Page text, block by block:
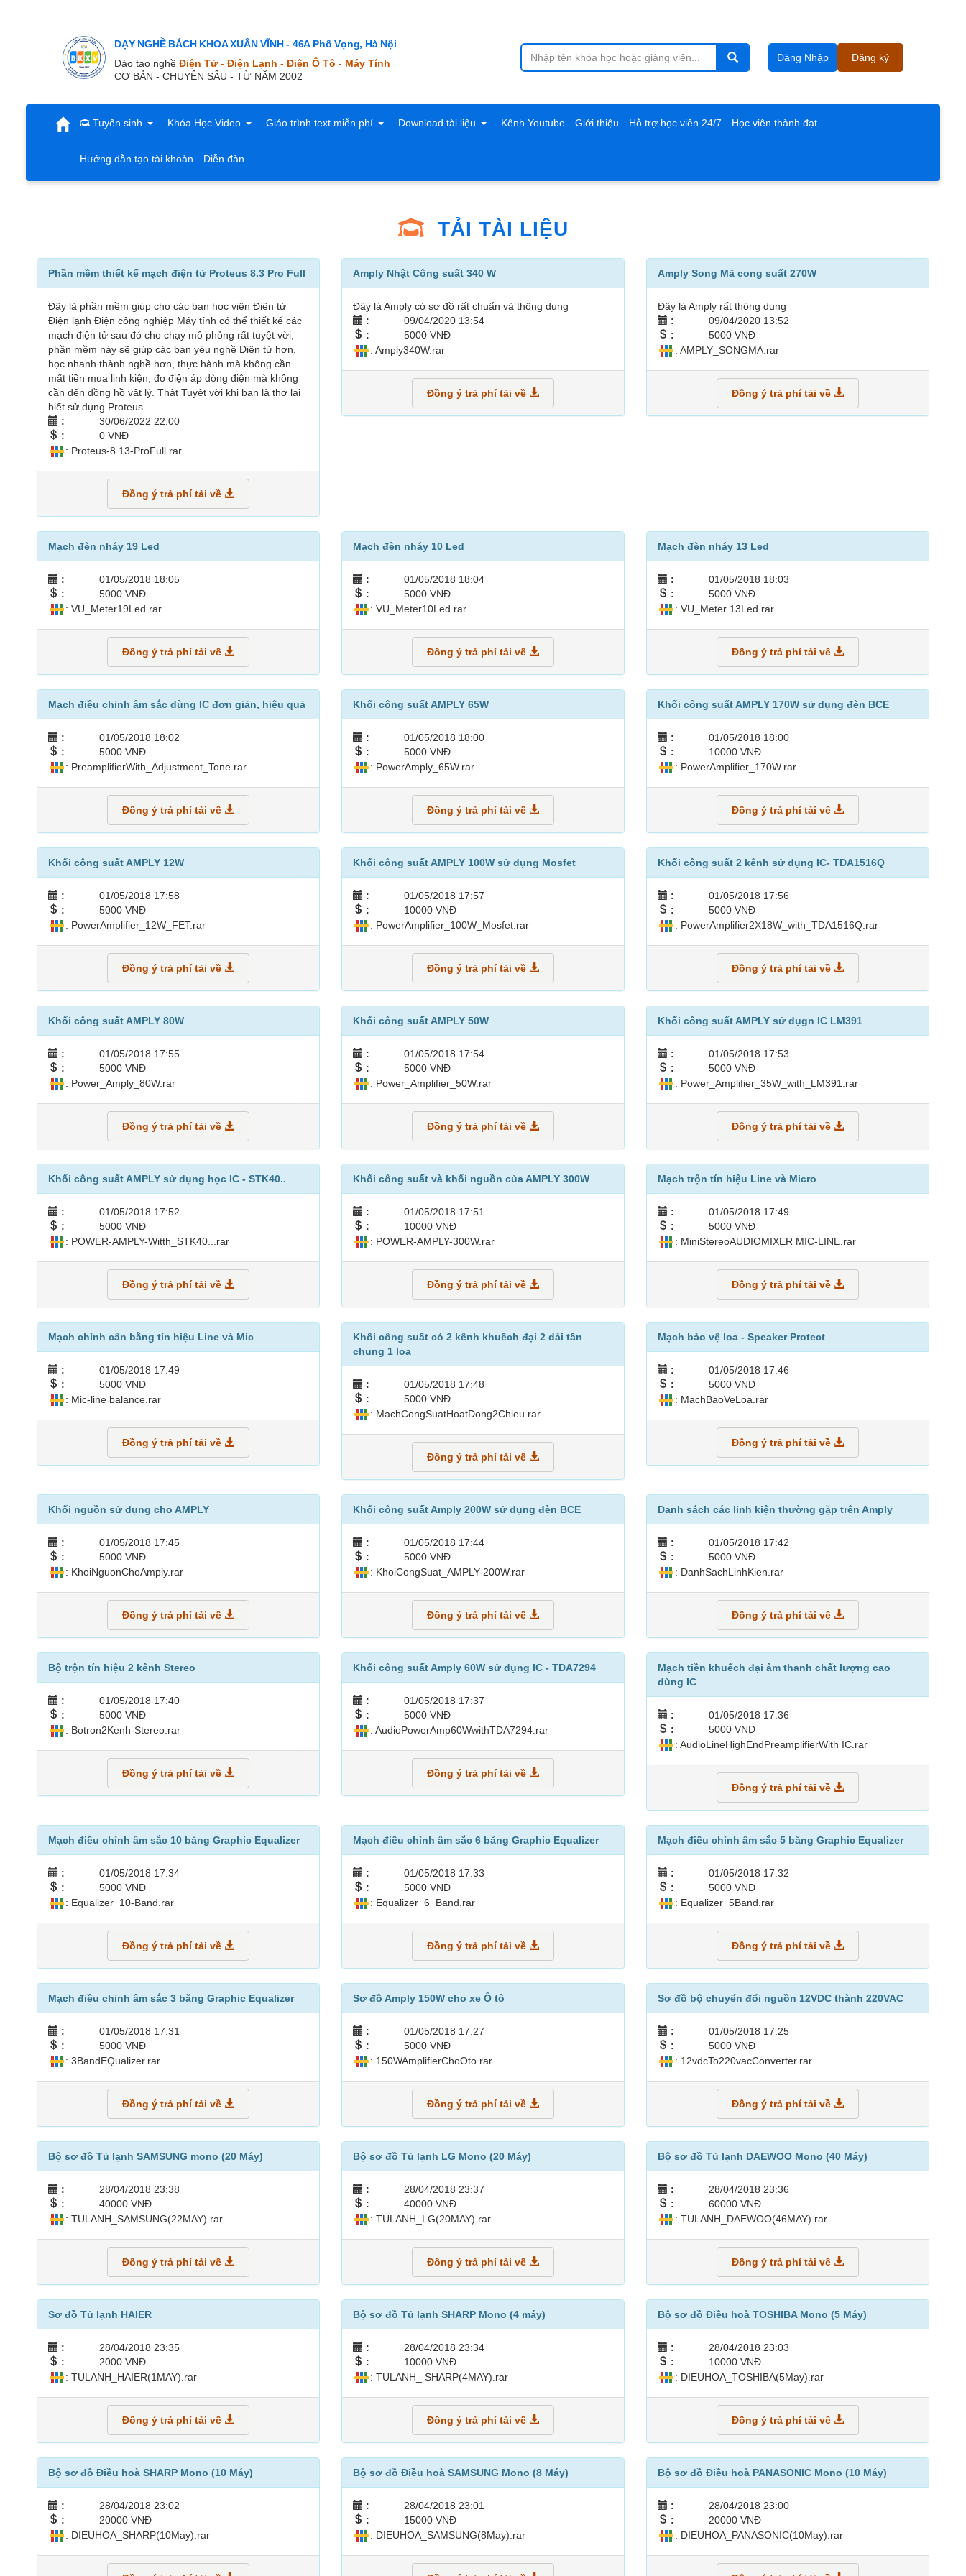
DẠY NGHỀ BÁCH KHOA XUÂN VĨNH - 46A Phố Vọng, Hà Nội
Đào tạo nghề Điện Tử - Điện Lạnh - Điện Ô Tô - Máy Tính
CƠ BẢN - CHUYÊN SÂU - TỪ NĂM 2002
Đăng Nhập Đăng ký
Tuyển sinh Khóa Học Video Giáo trình text miễn phí Download tài liệu Kênh Youtube Giới thiệu Hỗ trợ học viên 24/7 Học viên thành đạt
Hướng dẫn tạo tài khoản Diễn đàn
TẢI TÀI LIỆU
Phần mềm thiết kế mạch điện tử Proteus 8.3 Pro Full
Đây là phần mềm giúp cho các bạn học viện Điện tử
Điện lạnh Điện công nghiệp Máy tính có thể thiết kế các
mạch điện tử sau đó cho chạy mô phỏng rất tuyệt vời,
phần mềm này sẽ giúp các bạn yêu nghề Điện tử hơn,
học nhanh thành nghề hơn, thực hành mà không cần
mất tiền mua linh kiện, đo điện áp dòng điện mà không
cần đến đồng hồ vật lý. Thật Tuyệt vời khi bạn là thợ lại
biết sử dụng Proteus
: 30/06/2022 22:00
: 0 VNĐ
: Proteus-8.13-ProFull.rar
Đồng ý trả phí tải về
Amply Nhật Công suất 340 W
Đây là Amply có sơ đồ rất chuẩn và thông dụng
: 09/04/2020 13:54
: 5000 VNĐ
: Amply340W.rar
Đồng ý trả phí tải về
Amply Song Mã cong suất 270W
Đây là Amply rất thông dụng
: 09/04/2020 13:52
: 5000 VNĐ
: AMPLY_SONGMA.rar
Đồng ý trả phí tải về
Mạch đèn nháy 19 Led
: 01/05/2018 18:05
: 5000 VNĐ
: VU_Meter19Led.rar
Đồng ý trả phí tải về
Mạch đèn nháy 10 Led
: 01/05/2018 18:04
: 5000 VNĐ
: VU_Meter10Led.rar
Đồng ý trả phí tải về
Mạch đèn nháy 13 Led
: 01/05/2018 18:03
: 5000 VNĐ
: VU_Meter 13Led.rar
Đồng ý trả phí tải về
Mạch điều chỉnh âm sắc dùng IC đơn giản, hiệu quả
: 01/05/2018 18:02
: 5000 VNĐ
: PreamplifierWith_Adjustment_Tone.rar
Đồng ý trả phí tải về
Khối công suất AMPLY 65W
: 01/05/2018 18:00
: 5000 VNĐ
: PowerAmply_65W.rar
Đồng ý trả phí tải về
Khối công suất AMPLY 170W sử dụng đèn BCE
: 01/05/2018 18:00
: 10000 VNĐ
: PowerAmplifier_170W.rar
Đồng ý trả phí tải về
Khối công suất AMPLY 12W
: 01/05/2018 17:58
: 5000 VNĐ
: PowerAmplifier_12W_FET.rar
Đồng ý trả phí tải về
Khối công suất AMPLY 100W sử dụng Mosfet
: 01/05/2018 17:57
: 10000 VNĐ
: PowerAmplifier_100W_Mosfet.rar
Đồng ý trả phí tải về
Khối công suất 2 kênh sử dụng IC- TDA1516Q
: 01/05/2018 17:56
: 5000 VNĐ
: PowerAmplifier2X18W_with_TDA1516Q.rar
Đồng ý trả phí tải về
Khối công suất AMPLY 80W
: 01/05/2018 17:55
: 5000 VNĐ
: Power_Amply_80W.rar
Đồng ý trả phí tải về
Khối công suất AMPLY 50W
: 01/05/2018 17:54
: 5000 VNĐ
: Power_Amplifier_50W.rar
Đồng ý trả phí tải về
Khối công suất AMPLY sử dụgn IC LM391
: 01/05/2018 17:53
: 5000 VNĐ
: Power_Amplifier_35W_with_LM391.rar
Đồng ý trả phí tải về
Khối công suất AMPLY sử dụng học IC - STK40..
: 01/05/2018 17:52
: 5000 VNĐ
: POWER-AMPLY-Witth_STK40...rar
Đồng ý trả phí tải về
Khối công suất và khối nguồn của AMPLY 300W
: 01/05/2018 17:51
: 10000 VNĐ
: POWER-AMPLY-300W.rar
Đồng ý trả phí tải về
Mạch trộn tín hiệu Line và Micro
: 01/05/2018 17:49
: 5000 VNĐ
: MiniStereoAUDIOMIXER MIC-LINE.rar
Đồng ý trả phí tải về
Mạch chỉnh cân bằng tín hiệu Line và Mic
: 01/05/2018 17:49
: 5000 VNĐ
: Mic-line balance.rar
Đồng ý trả phí tải về
Khối công suất có 2 kênh khuếch đại 2 dải tần
chung 1 loa
: 01/05/2018 17:48
: 5000 VNĐ
: MachCongSuatHoatDong2Chieu.rar
Đồng ý trả phí tải về
Mạch bảo vệ loa - Speaker Protect
: 01/05/2018 17:46
: 5000 VNĐ
: MachBaoVeLoa.rar
Đồng ý trả phí tải về
Khối nguồn sử dụng cho AMPLY
: 01/05/2018 17:45
: 5000 VNĐ
: KhoiNguonChoAmply.rar
Đồng ý trả phí tải về
Khối công suất Amply 200W sử dụng đèn BCE
: 01/05/2018 17:44
: 5000 VNĐ
: KhoiCongSuat_AMPLY-200W.rar
Đồng ý trả phí tải về
Danh sách các linh kiện thường gặp trên Amply
: 01/05/2018 17:42
: 5000 VNĐ
: DanhSachLinhKien.rar
Đồng ý trả phí tải về
Bộ trộn tín hiệu 2 kênh Stereo
: 01/05/2018 17:40
: 5000 VNĐ
: Botron2Kenh-Stereo.rar
Đồng ý trả phí tải về
Khối công suất Amply 60W sử dụng IC - TDA7294
: 01/05/2018 17:37
: 5000 VNĐ
: AudioPowerAmp60WwithTDA7294.rar
Đồng ý trả phí tải về
Mạch tiền khuếch đại âm thanh chất lượng cao
dùng IC
: 01/05/2018 17:36
: 5000 VNĐ
: AudioLineHighEndPreamplifierWith IC.rar
Đồng ý trả phí tải về
Mạch điều chỉnh âm sắc 10 băng Graphic Equalizer
: 01/05/2018 17:34
: 5000 VNĐ
: Equalizer_10-Band.rar
Đồng ý trả phí tải về
Mạch điều chỉnh âm sắc 6 băng Graphic Equalizer
: 01/05/2018 17:33
: 5000 VNĐ
: Equalizer_6_Band.rar
Đồng ý trả phí tải về
Mạch điều chỉnh âm sắc 5 băng Graphic Equalizer
: 01/05/2018 17:32
: 5000 VNĐ
: Equalizer_5Band.rar
Đồng ý trả phí tải về
Mạch điều chỉnh âm sắc 3 băng Graphic Equalizer
: 01/05/2018 17:31
: 5000 VNĐ
: 3BandEQualizer.rar
Đồng ý trả phí tải về
Sơ đồ Amply 150W cho xe Ô tô
: 01/05/2018 17:27
: 5000 VNĐ
: 150WAmplifierChoOto.rar
Đồng ý trả phí tải về
Sơ đồ bộ chuyển đổi nguồn 12VDC thành 220VAC
: 01/05/2018 17:25
: 5000 VNĐ
: 12vdcTo220vacConverter.rar
Đồng ý trả phí tải về
Bộ sơ đồ Tủ lạnh SAMSUNG mono (20 Máy)
: 28/04/2018 23:38
: 40000 VNĐ
: TULANH_SAMSUNG(22MAY).rar
Đồng ý trả phí tải về
Bộ sơ đồ Tủ lạnh LG Mono (20 Máy)
: 28/04/2018 23:37
: 40000 VNĐ
: TULANH_LG(20MAY).rar
Đồng ý trả phí tải về
Bộ sơ đồ Tủ lạnh DAEWOO Mono (40 Máy)
: 28/04/2018 23:36
: 60000 VNĐ
: TULANH_DAEWOO(46MAY).rar
Đồng ý trả phí tải về
Sơ đồ Tủ lạnh HAIER
: 28/04/2018 23:35
: 2000 VNĐ
: TULANH_HAIER(1MAY).rar
Đồng ý trả phí tải về
Bộ sơ đồ Tủ lạnh SHARP Mono (4 máy)
: 28/04/2018 23:34
: 10000 VNĐ
: TULANH_ SHARP(4MAY).rar
Đồng ý trả phí tải về
Bộ sơ đồ Điều hoà TOSHIBA Mono (5 Máy)
: 28/04/2018 23:03
: 10000 VNĐ
: DIEUHOA_TOSHIBA(5May).rar
Đồng ý trả phí tải về
Bộ sơ đồ Điều hoà SHARP Mono (10 Máy)
: 28/04/2018 23:02
: 20000 VNĐ
: DIEUHOA_SHARP(10May).rar
Bộ sơ đồ Điều hoà SAMSUNG Mono (8 Máy)
: 28/04/2018 23:01
: 15000 VNĐ
: DIEUHOA_SAMSUNG(8May).rar
Bộ sơ đồ Điều hoà PANASONIC Mono (10 Máy)
: 28/04/2018 23:00
: 20000 VNĐ
: DIEUHOA_PANASONIC(10May).rar